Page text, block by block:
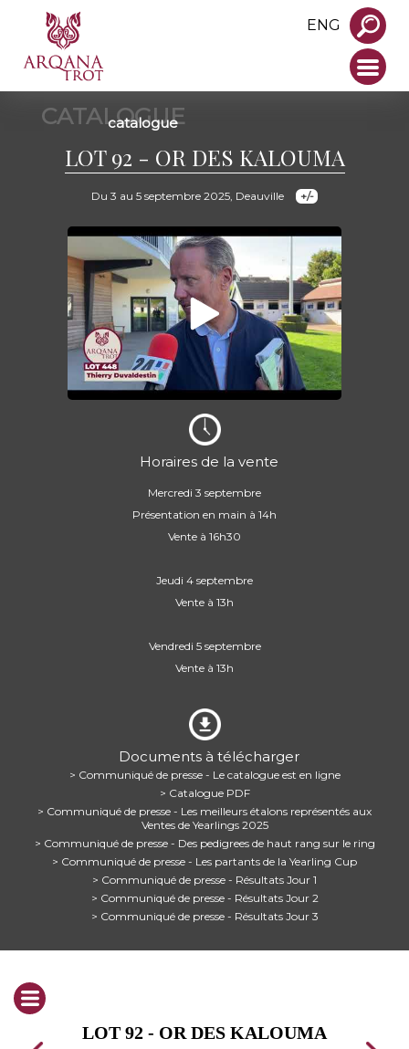
ENG
CATALOGUE
catalogue
LOT 92 - OR DES KALOUMA
Du 3 au 5 septembre 2025, Deauville
Horaires de la vente
Mercredi 3 septembre
Présentation en main à 14h
Vente à 16h30
Jeudi 4 septembre
Vente à 13h
Vendredi 5 septembre
Vente à 13h
Documents à télécharger
> Communiqué de presse - Le catalogue est en ligne
> Catalogue PDF
> Communiqué de presse - Les meilleurs étalons représentés aux
Ventes de Yearlings 2025
> Communiqué de presse - Des pedigrees de haut rang sur le ring
> Communiqué de presse - Les partants de la Yearling Cup
> Communiqué de presse - Résultats Jour 1
> Communiqué de presse - Résultats Jour 2
> Communiqué de presse - Résultats Jour 3
LOT 92 - OR DES KALOUMA